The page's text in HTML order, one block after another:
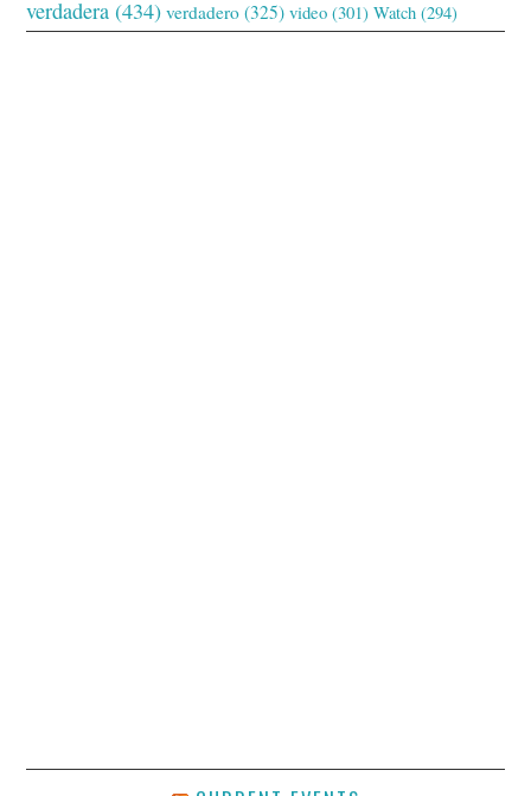
verdadera (434) verdadero (325) video (301) Watch (294)